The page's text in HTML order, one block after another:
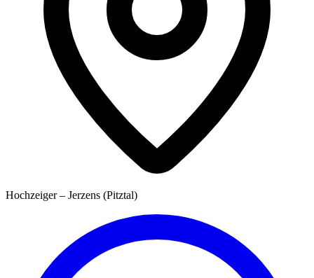
Hochzeiger – Jerzens (Pitztal)